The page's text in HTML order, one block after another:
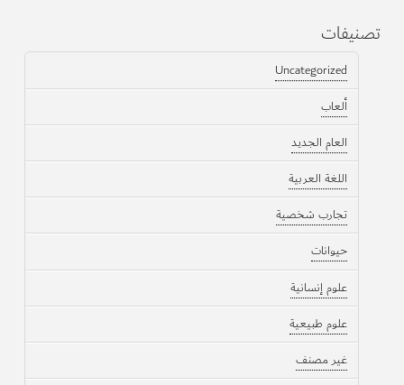
تصنيفات
Uncategorized
ألعاب
العام الجديد
اللغة العربية
تجارب شخصية
حيوانات
علوم إنسانية
علوم طبيعية
غير مصنف